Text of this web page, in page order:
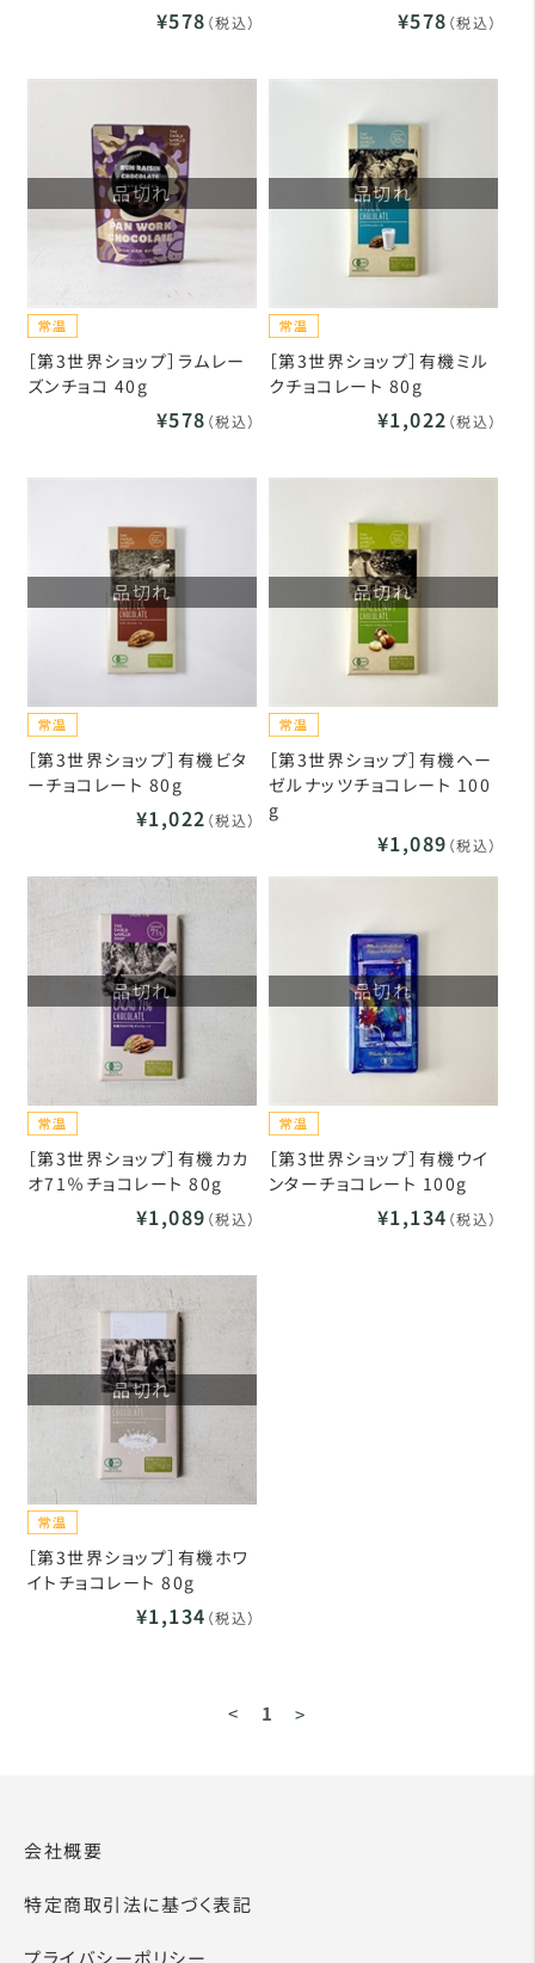
¥578 （税込） ¥578 （税込）
品切れ
［第3世界ショップ］ラムレー
ズンチョコ 40g
¥578 （税込）
品切れ
［第3世界ショップ］有機ミル
クチョコレート 80g
¥1,022 （税込）
品切れ
［第3世界ショップ］有機ビタ
ーチョコレート 80g
¥1,022 （税込）
品切れ
［第3世界ショップ］有機ヘー
ゼルナッツチョコレート 100
g
¥1,089 （税込）
品切れ
［第3世界ショップ］有機カカ
オ71％チョコレート 80g
¥1,089 （税込）
品切れ
［第3世界ショップ］有機ウイ
ンターチョコレート 100g
¥1,134 （税込）
品切れ
［第3世界ショップ］有機ホワ
イトチョコレート 80g
¥1,134 （税込）
< 1 >
会社概要
特定商取引法に基づく表記
プライバシーポリシー